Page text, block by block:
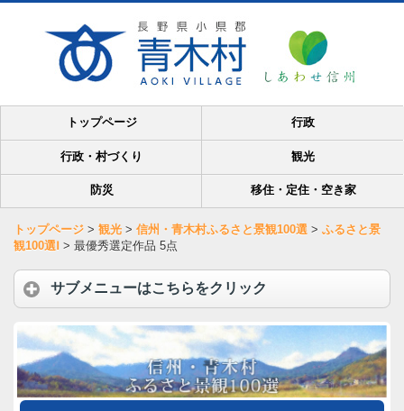
トップページ 行政
行政・村づくり 観光
防災 移住・定住・空き家
トップページ > 観光 > 信州・青木村ふるさと景観100選 > ふるさと景
観100選Ⅰ > 最優秀選定作品 5点
サブメニューはこちらをクリック